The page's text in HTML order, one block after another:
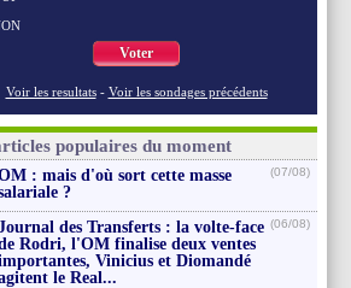
Voter
Voir les resultats - Voir les sondages précédents
populaires du moment
: mais d'où sort cette masse
?
(07/08)
des Transferts : la volte-face
Rodri, l'OM finalise deux ventes
Vinicius et Diomandé
le Real...
(06/08)